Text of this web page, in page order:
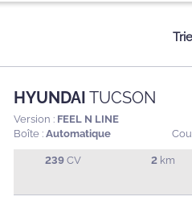
HYUNDAI TUCSON
Version : FEEL N LINE
Boîte : Automatique
239 CV 2 km